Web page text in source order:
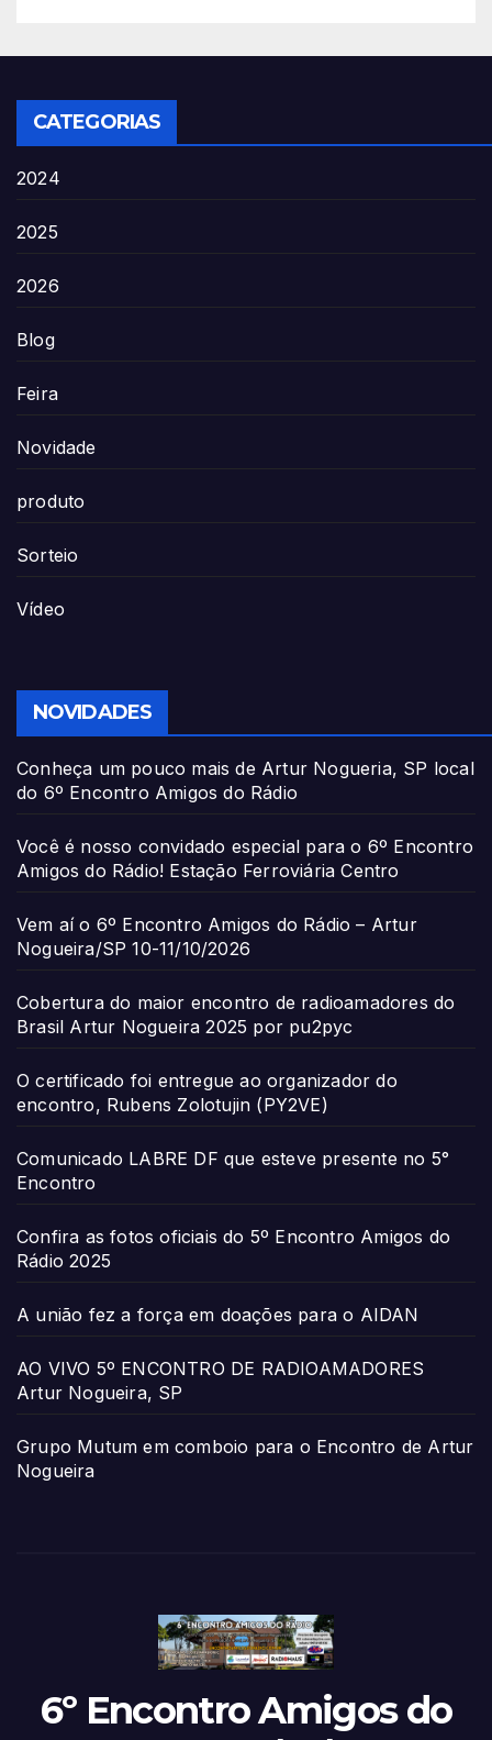
CATEGORIAS
2024
2025
2026
Blog
Feira
Novidade
produto
Sorteio
Vídeo
NOVIDADES
Conheça um pouco mais de Artur Nogueria, SP local
do 6º Encontro Amigos do Rádio
Você é nosso convidado especial para o 6º Encontro
Amigos do Rádio! Estação Ferroviária Centro
Vem aí o 6º Encontro Amigos do Rádio – Artur
Nogueira/SP 10-11/10/2026
Cobertura do maior encontro de radioamadores do
Brasil Artur Nogueira 2025 por pu2pyc
O certificado foi entregue ao organizador do
encontro, Rubens Zolotujin (PY2VE)
Comunicado LABRE DF que esteve presente no 5°
Encontro
Confira as fotos oficiais do 5º Encontro Amigos do
Rádio 2025
A união fez a força em doações para o AIDAN
AO VIVO 5º ENCONTRO DE RADIOAMADORES
Artur Nogueira, SP
Grupo Mutum em comboio para o Encontro de Artur
Nogueira
6º Encontro Amigos do